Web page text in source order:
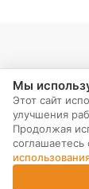
МЫ В СОЦ.
Мы
Этот сайт
улучшения
Продолжая
соглашаетесь